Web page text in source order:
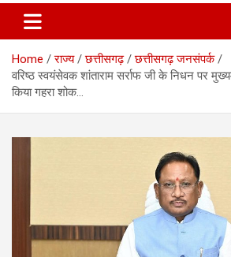
Home राज्य छत्तीसगढ़
छत्तीसगढ़ जनसंपर्क
वरिष्ठ स्वयंसेवक शांताराम सर्राफ जी के निधन पर
किया गहरा शोक…